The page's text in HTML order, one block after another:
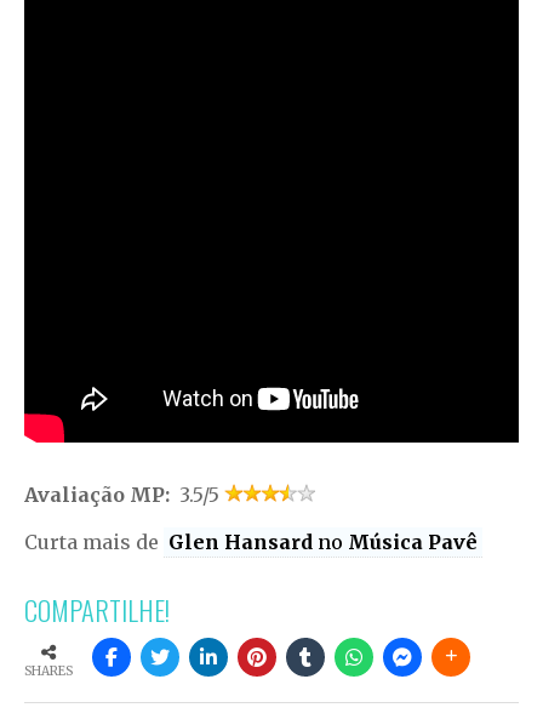
Avaliação MP: 3.5/5
Curta mais de Glen Hansard no Música Pavê
COMPARTILHE!
SHARES